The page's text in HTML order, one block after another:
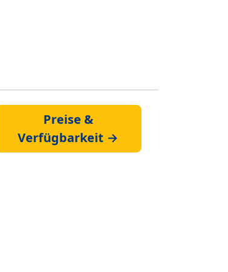
Preise &
Verfügbarkeit →